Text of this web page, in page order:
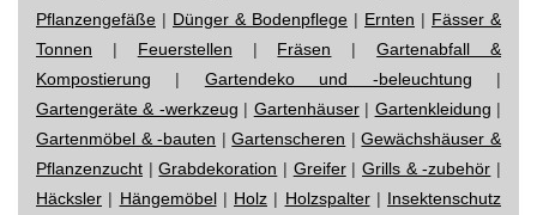
Pflanzengefäße | Dünger & Bodenpflege | Ernten | Fässer &
Tonnen | Feuerstellen | Fräsen |Gartenabfall &
Kompostierung | Gartendeko und -beleuchtung |
Gartengeräte & -werkzeug | Gartenhäuser| Gartenkleidung |
Gartenmöbel & -bauten |Gartenscheren |Gewächshäuser &
Pflanzenzucht |Grabdekoration | Greifer|Grills & -zubehör |
Häcksler | Hängemöbel| Holz | Holzspalter| Insektenschutz